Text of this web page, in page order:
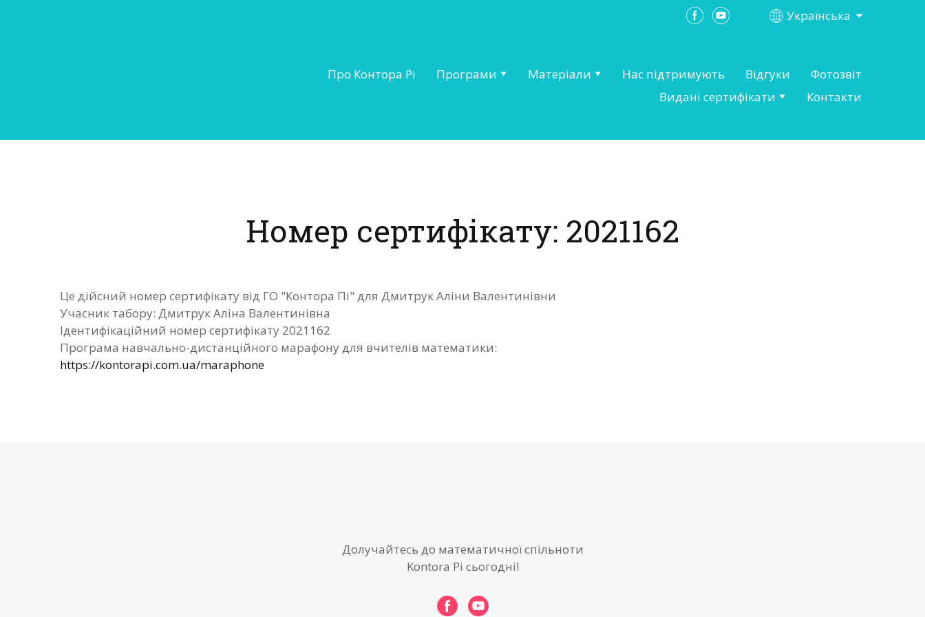
Українська
Про Контора Рі Програми Матеріали Нас підтримують Відгуки
Фотозвіт
Видані сертифікати
Контакти
Номер сертифікату: 2021162
Це дійсний номер сертифікату від ГО "Контора Пі" для Дмитрук Аліни Валентинівни
Учасник табору: Дмитрук Аліна Валентинівна
Ідентифікаційний номер сертифікату 2021162
Програма навчально-дистанційного марафону для вчителів математики:
https://kontorapi.com.ua/maraphone
Долучайтесь до математичної спільноти
Kontora Pi сьогодні!